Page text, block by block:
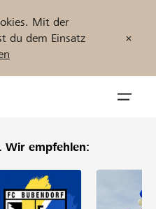
Mit der
du dem Einsatz
Wir empfehlen: